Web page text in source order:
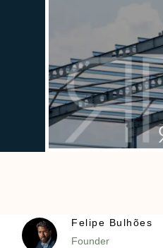
Felipe Bulhões
Founder